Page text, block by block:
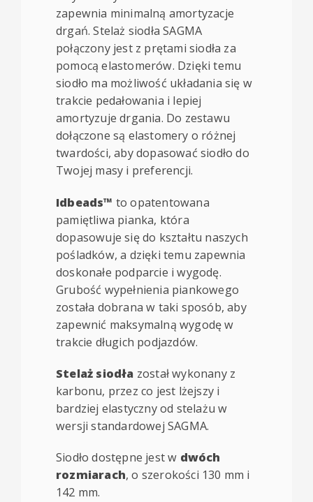
zapewnia minimalną amortyzacje
drgań. Stelaż siodła SAGMA
połączony jest z prętami siodła za
pomocą elastomerów. Dzięki temu
siodło ma możliwość układania się w
trakcie pedałowania i lepiej
amortyzuje drgania. Do zestawu
dołączone są elastomery o różnej
twardości, aby dopasować siodło do
Twojej masy i preferencji.
Idbeads™ to opatentowana
pamiętliwa pianka, która
dopasowuje się do kształtu naszych
pośladków, a dzięki temu zapewnia
doskonałe podparcie i wygodę.
Grubość wypełnienia piankowego
została dobrana w taki sposób, aby
zapewnić maksymalną wygodę w
trakcie długich podjazdów.
Stelaż siodła został wykonany z
karbonu, przez co jest lżejszy i
bardziej elastyczny od stelażu w
wersji standardowej SAGMA.
Siodło dostępne jest w dwóch
rozmiarach, o szerokości 130 mm i
142 mm.